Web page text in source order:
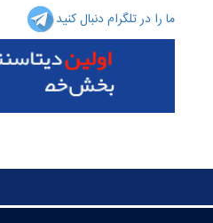
ما را در تلگرام دنبال کنید